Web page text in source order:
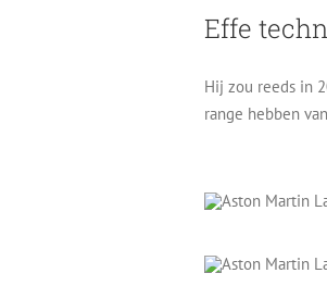
Effe
Hij zou reeds in
range hebben